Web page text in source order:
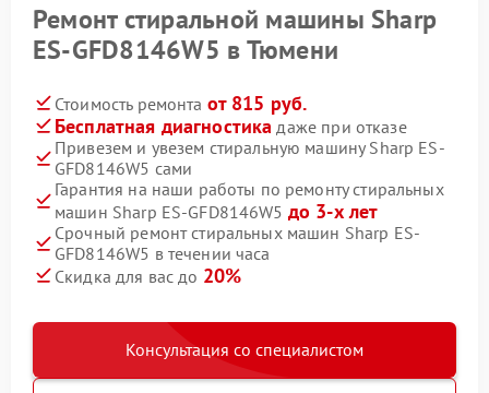
Ремонт стиральной машины Sharp
ES-GFD8146W5 в Тюмени
Стоимость ремонта от 815 руб.
Бесплатная диагностика даже при отказе
Привезем и увезем стиральную машину Sharp ES-
GFD8146W5 сами
Гарантия на наши работы по ремонту стиральных
машин Sharp ES-GFD8146W5 до 3-х лет
Срочный ремонт стиральных машин Sharp ES-
GFD8146W5 в течении часа
Скидка для вас до 20%
Консультация со специалистом